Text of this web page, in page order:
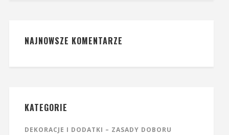
NAJNOWSZE KOMENTARZE
KATEGORIE
DEKORACJE I DODATKI – ZASADY DOBORU